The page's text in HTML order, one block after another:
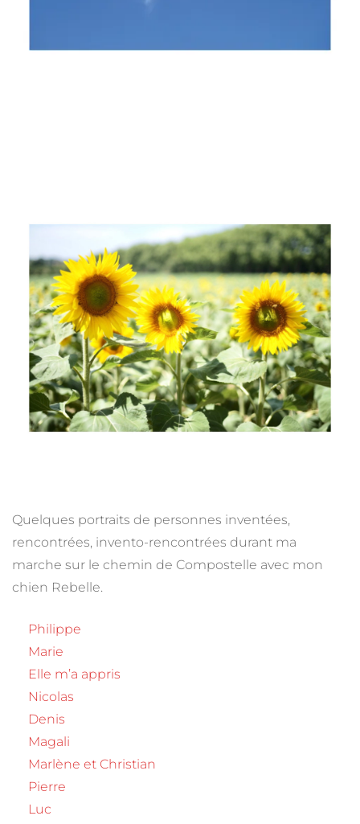
Quelques portraits de personnes inventées,
rencontrées, invento-rencontrées durant ma
marche sur le chemin de Compostelle avec mon
chien Rebelle.
Philippe
Marie
Elle m’a appris
Nicolas
Denis
Magali
Marlène et Christian
Pierre
Luc